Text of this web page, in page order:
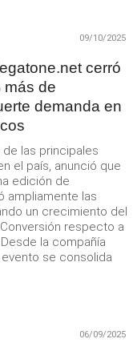
09/10/2025
cerró
más de
demanda en
las principales
el país, anunció que
edición de
ampliamente las
un crecimiento del
respecto a
la compañía
se consolida
06/09/2025